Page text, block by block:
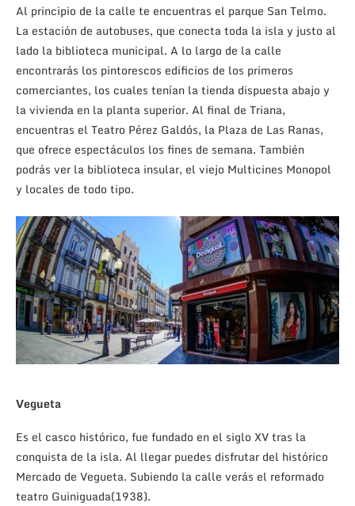
Al principio de la calle te encuentras el parque San Telmo.
La estación de autobuses, que conecta toda la isla y justo al
lado la biblioteca municipal. A lo largo de la calle
encontrarás los pintorescos edificios de los primeros
comerciantes, los cuales tenían la tienda dispuesta abajo y
la vivienda en la planta superior. Al final de Triana,
encuentras el Teatro Pérez Galdós, la Plaza de Las Ranas,
que ofrece espectáculos los fines de semana. También
podrás ver la biblioteca insular, el viejo Multicines Monopol
y locales de todo tipo.
Vegueta
Es el casco histórico, fue fundado en el siglo XV tras la
conquista de la isla. Al llegar puedes disfrutar del histórico
Mercado de Vegueta. Subiendo la calle verás el reformado
teatro Guiniguada(1938).